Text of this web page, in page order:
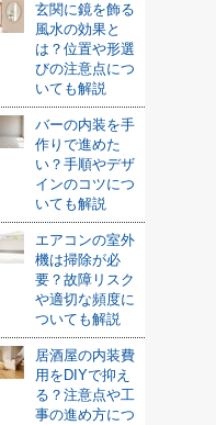
玄関に鏡を飾る
風水の効果と
は？位置や形選
びの注意点につ
いても解説
バーの内装を手
作りで進めた
い？手順やデザ
インのコツにつ
いても解説
エアコンの室外
機は掃除が必
要？故障リスク
や適切な頻度に
ついても解説
居酒屋の内装費
用をDIYで抑え
る？注意点や工
事の進め方につ